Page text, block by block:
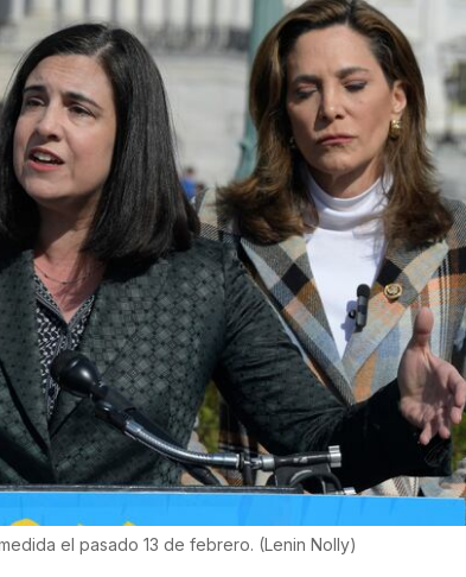
el pasado 13 de febrero. (Lenin Nolly)